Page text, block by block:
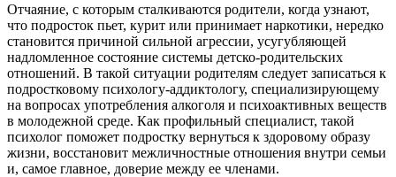
Отчаяние, с которым сталкиваются родители, когда узнают,
что подросток пьет, курит или принимает наркотики, нередко
становится причиной сильной агрессии, усугубляющей
надломленное состояние системы детско-родительских
отношений. В такой ситуации родителям следует записаться к
подростковому психологу-аддиктологу, специализирующему
на вопросах употребления алкоголя и психоактивных веществ
в молодежной среде. Как профильный специалист, такой
психолог поможет подростку вернуться к здоровому образу
жизни, восстановит межличностные отношения внутри семьи
и, самое главное, доверие между ее членами.